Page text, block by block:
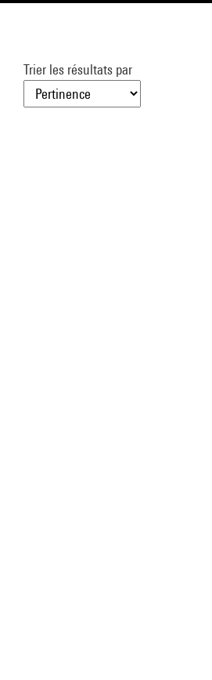
Trier les résultats par